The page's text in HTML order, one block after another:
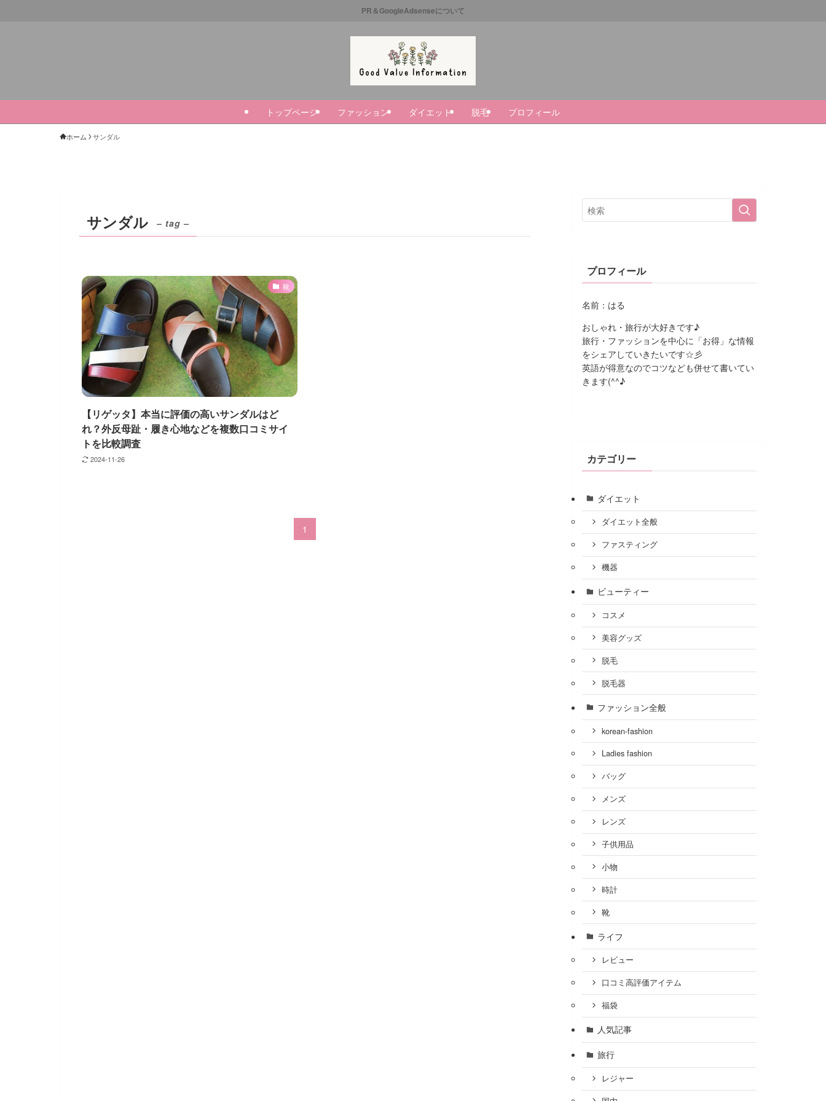
PR＆GoogleAdsenseについて
トップページ ファッション ダイエット 脱毛 プロフィール
ホーム サンダル
サンダル – tag –
靴
【リゲッタ】本当に評価の高いサンダルはど
れ？外反母趾・履き心地などを複数口コミサイ
トを比較調査
2024-11-26
1
プロフィール
名前：はる
おしゃれ・旅行が大好きです♪
旅行・ファッションを中心に「お得」な情報
をシェアしていきたいです☆彡
英語が得意なのでコツなども併せて書いてい
きます(^^♪
カテゴリー
ダイエット
ダイエット全般
ファスティング
機器
ビューティー
コスメ
美容グッズ
脱毛
脱毛器
ファッション全般
korean-fashion
Ladies fashion
バッグ
メンズ
レンズ
子供用品
小物
時計
靴
ライフ
レビュー
口コミ高評価アイテム
福袋
人気記事
旅行
レジャー